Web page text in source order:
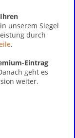
unserem Siegel
durch
.
Eintrag
geht es
weiter.